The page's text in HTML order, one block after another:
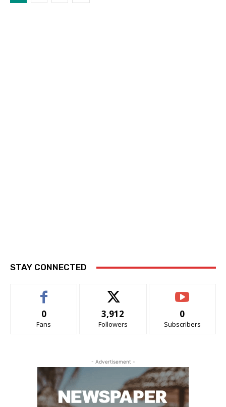
STAY CONNECTED
0
Fans
3,912
Followers
0
Subscribers
- Advertisement -